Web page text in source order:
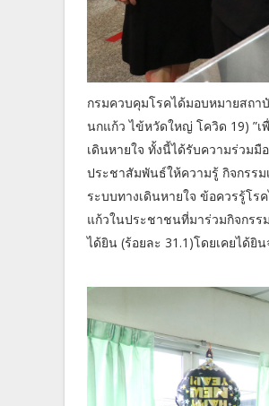
กรมควบคุมโรคได้มอบหมายสถา
นกแก้ว ไข้หวัดใหญ่ โควิด 19) ”เ
เดินหายใจ ทั้งนี้ได้รับความร่วม
ประชาสัมพันธ์ให้ความรู้ กิจกรร
ระบบทางเดินหายใจ ข้อควรรู้โร
แก้วในประชาชนที่มาร่วมกิจกรร
ได้ยิน (ร้อยละ 31.1)โดยเคยได้